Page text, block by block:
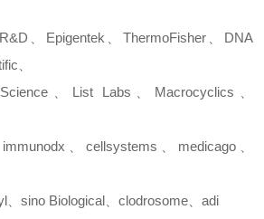
R&D Epigentek ThermoFisher、 DNA
List Labs Macrocyclics
immunodx 、cellsystems medicago
sino Biological clodrosome
adi